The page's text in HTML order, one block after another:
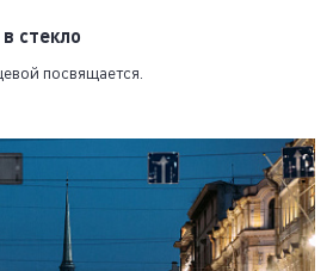
стекло
посвящается.